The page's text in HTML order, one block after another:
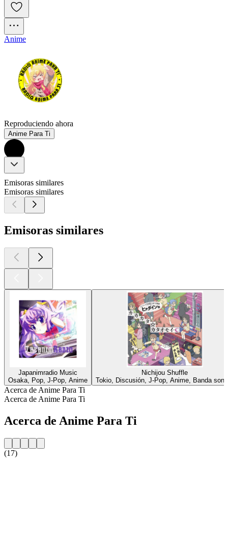
Anime
Reproduciendo ahora
Anime Para Ti
Emisoras similares
Emisoras similares
Emisoras similares
Japanimradio Music
Osaka, Pop, J-Pop, Anime
Nichijou Shuffle
Tokio, Discusión, J-Pop, Anime, Banda
Acerca de Anime Para Ti
Acerca de Anime Para Ti
Acerca de Anime Para Ti
(17)